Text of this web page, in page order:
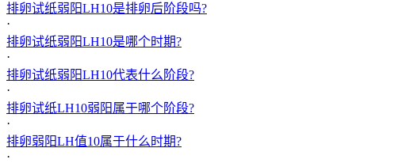
排卵试纸弱阳LH10是排卵后阶段吗?
·
排卵试纸弱阳LH10是哪个时期?
·
排卵试纸弱阳LH10代表什么阶段?
·
排卵试纸LH10弱阳属于哪个阶段?
·
排卵弱阳LH值10属于什么时期?
·